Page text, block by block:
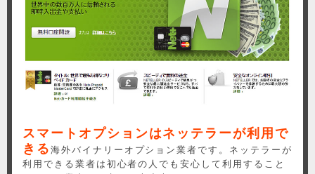
スマートオプションはネッテラーが利用で
きる 海外バイナリーオプション業者です。ネッテラーが
利用できる業者は初心者の人でも安心して利用すること